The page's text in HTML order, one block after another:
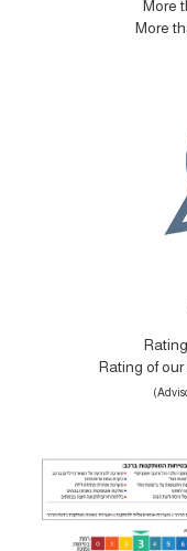
More
More
Rating of our